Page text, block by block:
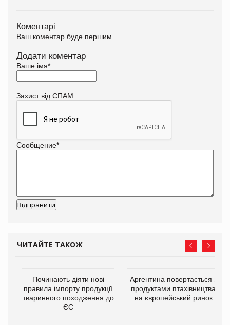
Коментарі
Ваш коментар буде першим.
Додати коментар
Ваше імя*
Захист від СПАМ
Сообщение*
ЧИТАЙТЕ ТАКОЖ
Починають діяти нові
правила імпорту продукції
тваринного походження до
ЄС
Аргентина повертається з
продуктами птахівництва
на європейський ринок